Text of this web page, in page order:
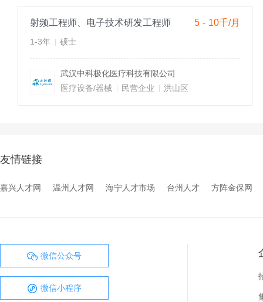
射频工程师、电子技术研发工程师 5 - 10千/月
1-3年 硕士
武汉中科极化医疗科技有限公司
医疗设备/器械
民营企业 洪山区
友情链接
嘉兴人才网 温州人才网 海宁人才市场 台州人才 方阵金保网
微信公众号
微信小程序